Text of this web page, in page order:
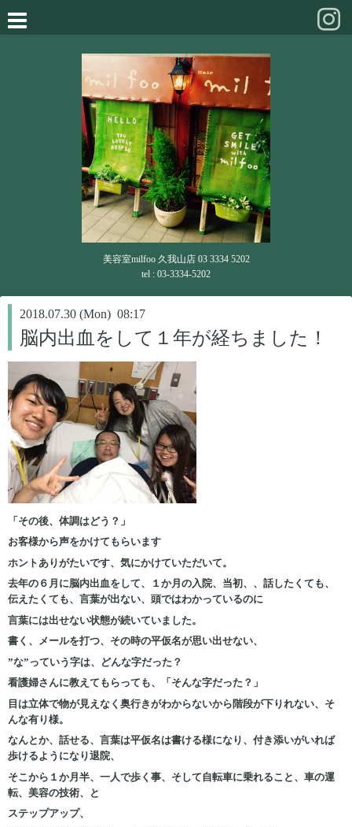
美容室milfoo 久我山店 03 3334 5202
tel : 03-3334-5202
2018.07.30 (Mon) 08:17
脳内出血をして１年が経ちました！
「その後、体調はどう？」
お客様から声をかけてもらいます
ホントありがたいです、気にかけていただいて。
去年の６月に脳内出血をして、１か月の入院、当初、、話したくても、
伝えたくても、言葉が出ない、頭ではわかっているのに
言葉には出せない状態が続いていました。
書く、メールを打つ、その時の平仮名が思い出せない、
”な”っていう字は、どんな字だった？
看護婦さんに教えてもらっても、「そんな字だった？」
目は立体で物が見えなく奥行きがわからないから階段が下りれない、そ
んな有り様。
なんとか、話せる、言葉は平仮名は書ける様になり、付き添いがいれば
歩けるようになり退院、
そこから１か月半、一人で歩く事、そして自転車に乗れること、車の運
転、美容の技術、と
ステップアップ、